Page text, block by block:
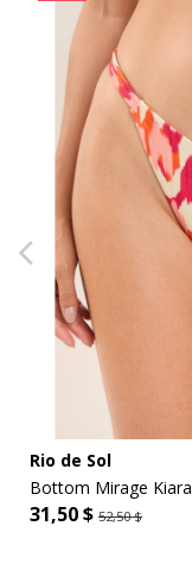
Rio de Sol
Bottom Mirage Kiara
31,50 $ 52,50 $